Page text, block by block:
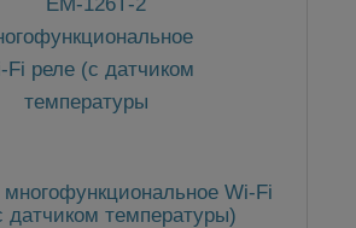
Wi-Fi
датчиком температуры)